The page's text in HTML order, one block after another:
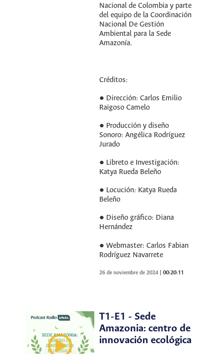
Nacional de Colombia y parte
del equipo de la Coordinación
Nacional De Gestión
Ambiental para la Sede
Amazonía.
Créditos:
● Dirección: Carlos Emilio
Raigoso Camelo
● Producción y diseño
Sonoro: Angélica Rodríguez
Jurado
● Libreto e Investigación:
Katya Rueda Beleño
● Locución: Katya Rueda
Beleño
● Diseño gráfico: Diana
Hernández
● Webmaster: Carlos Fabian
Rodríguez Navarrete
26 de noviembre de 2024 |00:20:11
T1-E1 - Sede
Amazonia: centro de
innovación ecológica